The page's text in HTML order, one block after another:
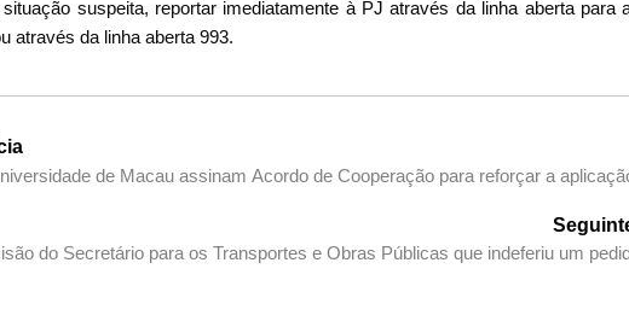
suspeita, reportar imediatamente à PJ através da linha aberta para
através da linha aberta 993.
de Macau assinam Acordo de Cooperação para reforçar a
do Secretário para os Transportes e Obras Públicas que indeferiu um